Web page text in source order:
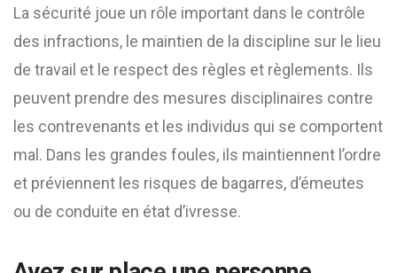
La sécurité joue un rôle important dans le contrôle
des infractions, le maintien de la discipline sur le lieu
de travail et le respect des règles et règlements. Ils
peuvent prendre des mesures disciplinaires contre
les contrevenants et les individus qui se comportent
mal. Dans les grandes foules, ils maintiennent l’ordre
et préviennent les risques de bagarres, d’émeutes
ou de conduite en état d’ivresse.